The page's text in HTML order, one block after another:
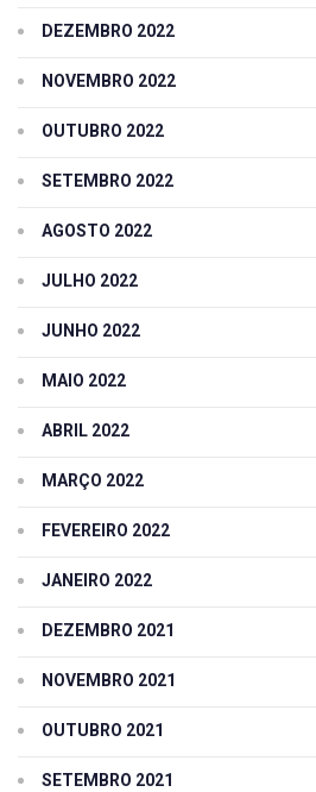
DEZEMBRO 2022
NOVEMBRO 2022
OUTUBRO 2022
SETEMBRO 2022
AGOSTO 2022
JULHO 2022
JUNHO 2022
MAIO 2022
ABRIL 2022
MARÇO 2022
FEVEREIRO 2022
JANEIRO 2022
DEZEMBRO 2021
NOVEMBRO 2021
OUTUBRO 2021
SETEMBRO 2021